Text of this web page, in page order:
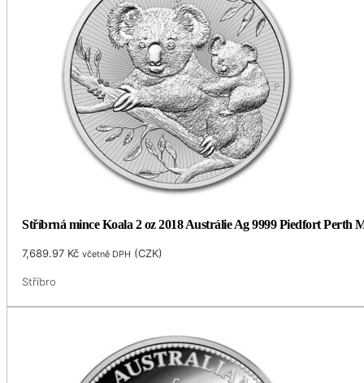
Stříbrná mince Koala 2 oz 2018 Austrálie Ag 9999 Piedfort Perth
7,689.97 Kč včetně DPH (CZK)
Stříbro